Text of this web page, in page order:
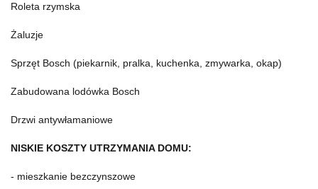
Roleta rzymska
Żaluzje
Sprzęt Bosch (piekarnik, pralka, kuchenka, zmywarka, okap)
Zabudowana lodówka Bosch
Drzwi antywłamaniowe
NISKIE KOSZTY UTRZYMANIA DOMU:
- mieszkanie bezczynszowe